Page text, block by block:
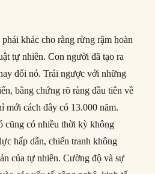
khác cho rằng rừng rậm hoàn
tự nhiên. Con người đã tạo ra
đổi nó. Trái ngược với những
bằng chứng rõ ràng đầu tiên về
mới cách đây có 13.000 năm.
cũng có nhiều thời kỳ không
hấp dẫn, chiến tranh không
của tự nhiên. Cường độ và sự